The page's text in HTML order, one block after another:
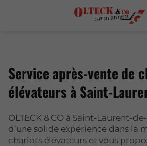
Service après-vente de
élévateurs à Saint-
OLTECK & CO à Saint-Laurent-
d’une solide expérience dans la
chariots élévateurs et vous